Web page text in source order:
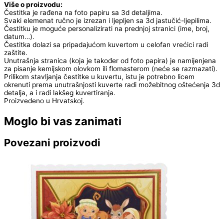
Više o proizvodu:
Čestitka je rađena na foto papiru sa 3d detaljima.
Svaki elemenat ručno je izrezan i ljepljen sa 3d jastučić-ljepilima.
Čestitku je moguće personalizirati na prednjoj stranici (ime, broj,
datum…).
Čestitka dolazi sa pripadajućom kuvertom u celofan vrećici radi
zaštite.
Unutrašnja stranica (koja je također od foto papira) je namijenjena
za pisanje kemijskom olovkom ili flomasterom (neće se razmazati).
Prilikom stavljanja čestitke u kuvertu, istu je potrebno licem
okrenuti prema unutrašnjosti kuverte radi možebitnog oštećenja 3d
detalja, a i radi lakšeg kuvertiranja.
Proizvedeno u Hrvatskoj.
Moglo bi vas zanimati
Povezani proizvodi